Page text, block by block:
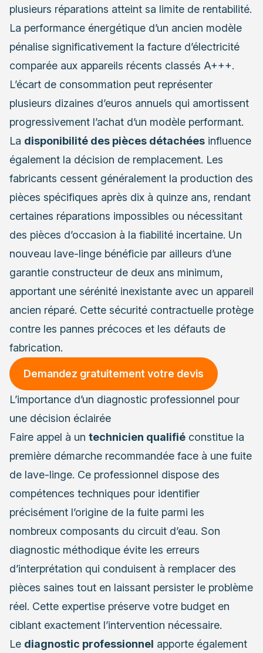
plusieurs réparations atteint sa limite de rentabilité.
La performance énergétique d’un ancien modèle
pénalise significativement la facture d’électricité
comparée aux appareils récents classés A+++.
L’écart de consommation peut représenter
plusieurs dizaines d’euros annuels qui amortissent
progressivement l’achat d’un modèle performant.
La disponibilité des pièces détachées influence
également la décision de remplacement. Les
fabricants cessent généralement la production des
pièces spécifiques après dix à quinze ans, rendant
certaines réparations impossibles ou nécessitant
des pièces d’occasion à la fiabilité incertaine. Un
nouveau lave-linge bénéficie par ailleurs d’une
garantie constructeur de deux ans minimum,
apportant une sérénité inexistante avec un appareil
ancien réparé. Cette sécurité contractuelle protège
contre les pannes précoces et les défauts de
fabrication.
Demandez gratuitement votre devis
L’importance d’un diagnostic professionnel pour
une décision éclairée
Faire appel à un technicien qualifié constitue la
première démarche recommandée face à une fuite
de lave-linge. Ce professionnel dispose des
compétences techniques pour identifier
précisément l’origine de la fuite parmi les
nombreux composants du circuit d’eau. Son
diagnostic méthodique évite les erreurs
d’interprétation qui conduisent à remplacer des
pièces saines tout en laissant persister le problème
réel. Cette expertise préserve votre budget en
ciblant exactement l’intervention nécessaire.
Le diagnostic professionnel apporte également